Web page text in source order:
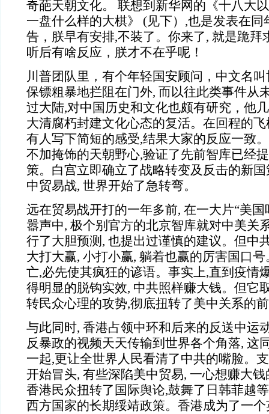
奇葩天朝文化。 联想到新华网的《十八大
一盘什么样的大棋》 (见下）,也是发表在同
告，朕早有安排,不装了。你来了, 就是跪拜
听后有啥反应，朕才不在乎呢！
川普团队里，有个年轻国安顾问，中文名
保镖粗暴地拦阻在门外, 而以往此类事件从
过大陆,对中国历史和文化也颇有研究，他
大清腐朽封建文化心态的复活。在回程的
有人写下简短的感受,结果大家的反应一致
不加掩饰的天朝野心,验证了先前智库已经
策。白宫立即确立了战略转变及反击的新
中贸易战, 世界开始了急转弯。
远在贸易战开打的一年多前, 在一大片“美国
嚣声中, 极个别官方的北京智库就对中美关
行了大胆预测, 也提出过谨慎的建议。但中
大打大赢, 小打小赢, 躺着也赢的厉害国口
亡,必先使其疯狂的谚语。事实上,直到疫情
得明显的脱钩实效, 中共照样赚大钱。但它
转民众心理的攻势,彻底扭转了美中关系的
与此同时, 香港占领中环和后来的反送中运
反暴政的视频天天传输到世界各个角落, 这
一起,更让全世界人民看清了中共的嘴脸。
开始冒头, 有些深陷美中贸易, 一心想赚大
香港民众扭转了国际舆论,鼓舞了日韩菲越
西方国家的长期绥靖政策。香港成为了一